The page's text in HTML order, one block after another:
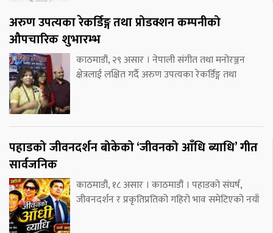
अरुण उपत्यका रेकर्डिङ्ग तथा प्रोडक्शन कम्पनीको
औपचारिक शुभारम्भ
काठमाडौं, २९ असार । नेपाली संगीत तथा मनोरञ्जन
क्षेत्रलाई लक्षित गर्दै अरुण उपत्यका रेकर्डिङ्ग तथा
पहाडको जीवनदर्शन बोकेको ‘जीवनको आँधि ब्याधि’ गीत
सार्वजनिक
काठमाडौं, १८ असार । काठमाडौं । पहाडको संघर्ष,
जीवनदर्शन र प्रकृतिप्रतिको गहिरो भाव समेटिएको नयाँ